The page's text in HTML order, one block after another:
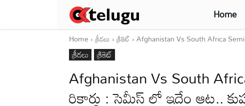
Home
Home క్రీడలు క్రికెట్‌ Afghanistan Vs South Africa
క్రీడలు క్రికెట్‌
Afghanistan Vs South
రికార్డు : సెమీస్ లో ఇదేం ఆట..